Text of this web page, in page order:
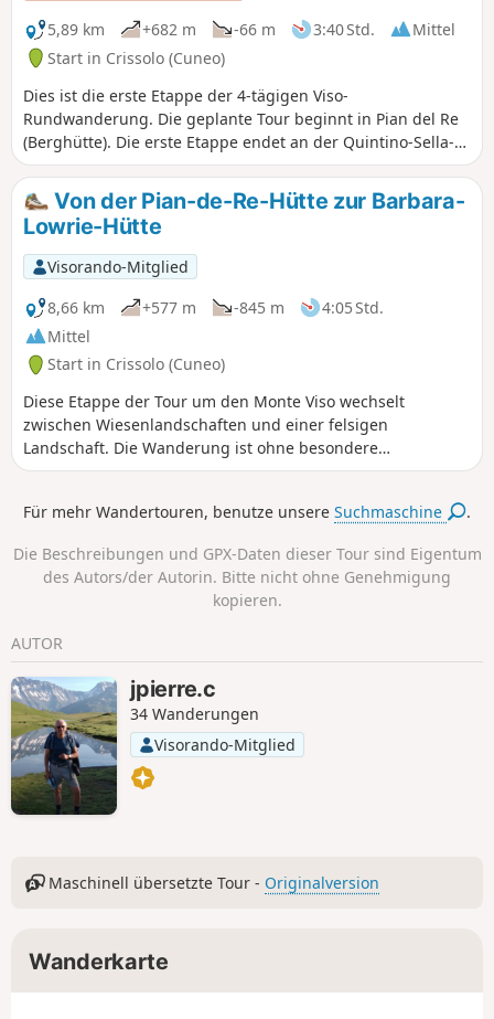
5,89 km
+682 m -66 m 3:40 Std.
Mittel
Start in Crissolo (Cuneo)
Dies ist die erste Etappe der 4-tägigen Viso-
Rundwanderung. Die geplante Tour beginnt in Pian del Re
(Berghütte). Die erste Etappe endet an der Quintino-Sella-
Hütte, bevor am nächsten Tag der Übergang zum San-
Chiaffredo-Pass, der Abstieg nach Chianale und
anschließend der Aufstieg zur Vallanta-Hütte in Angriff
genommen werden.
Von der Pian-de-Re-Hütte zur Barbara-
Lowrie-Hütte
Visorando-Mitglied
8,66 km
+577 m -845 m
4:05 Std.
Mittel
Start in Crissolo (Cuneo)
Diese Etappe der Tour um den Monte Viso wechselt
zwischen Wiesenlandschaften und einer felsigen
Landschaft. Die Wanderung ist ohne besondere
Schwierigkeiten, der Aufstieg zur Punta Sea Bianca und
Für mehr Wandertouren, benutze unsereSuchmaschine .
Die Beschreibungen und GPX-Daten dieser Tour sind Eigentum
des Autors/der Autorin. Bitte nicht ohne Genehmigung
kopieren.
AUTOR
jpierre.c
34 Wanderungen
Visorando-Mitglied
Maschinell übersetzte Tour - Originalversion
Wanderkarte